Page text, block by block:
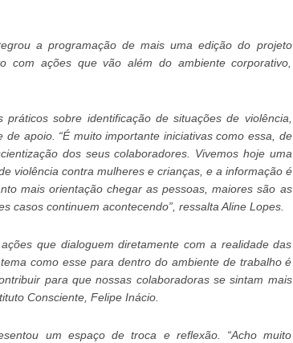
a programação de mais uma edição do projeto
com ações que vão além do ambiente corporativo,
sobre identificação de situações de violência,
apoio. “É muito importante iniciativas como essa, de
dos seus colaboradores. Vivemos hoje uma
violência contra mulheres e crianças, e a informação é
mais orientação chegar as pessoas, maiores são as
casos continuem acontecendo”, ressalta Aline Lopes.
que dialoguem diretamente com a realidade das
como esse para dentro do ambiente de trabalho é
para que nossas colaboradoras se sintam mais
Consciente, Felipe Inácio.
um espaço de troca e reflexão. “Acho muito